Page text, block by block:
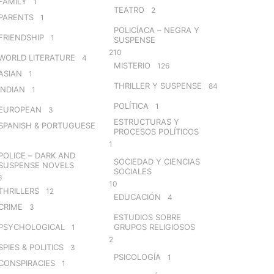
1
1
LITERATURE 4
1
1
3
& PORTUGUESE
– DARK AND
NOVELS
12
3
1
& POLITICS 3
1
TEATRO 2
POLICÍACA – NEGRA Y
SUSPENSE
210
MISTERIO 126
THRILLER Y SUSPENSE 84
POLÍTICA 1
ESTRUCTURAS Y
PROCESOS POLÍTICOS
1
SOCIEDAD Y CIENCIAS
SOCIALES
10
EDUCACIÓN 4
ESTUDIOS SOBRE
GRUPOS RELIGIOSOS
2
PSICOLOGÍA 1